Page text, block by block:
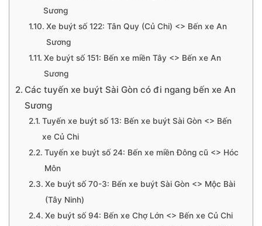
Sương
Xe buýt số 122: Tân Quy (Củ Chi) <> Bến xe An
Sương
Xe buýt số 151: Bến xe miền Tây <> Bến xe An
Sương
Các tuyến xe buýt Sài Gòn có đi ngang bến xe An
Sương
Tuyến xe buýt số 13: Bến xe buýt Sài Gòn <> Bến
xe Củ Chi
Tuyến xe buýt số 24: Bến xe miền Đông cũ <> Hóc
Môn
Xe buýt số 70-3: Bến xe buýt Sài Gòn <> Mộc Bài
(Tây Ninh)
Xe buýt số 94: Bến xe Chợ Lớn <> Bến xe Củ Chi